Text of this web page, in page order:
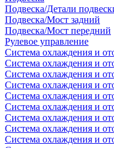
Подвеска/Детали
Подвеска/Мост задний
Подвеска/Мост передний
Рулевое управление
Система охлаждения и
Система охлаждения и
Система охлаждения и
Система охлаждения и
Система охлаждения и
Система охлаждения и
Система охлаждения и
Система охлаждения и
Система охлаждения и